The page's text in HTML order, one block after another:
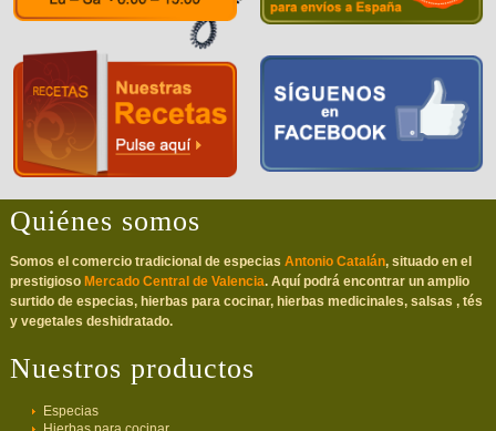
Quiénes somos
Somos el comercio tradicional de especias Antonio Catalán, situado en el
prestigioso Mercado Central de Valencia. Aquí podrá encontrar un amplio
surtido de especias, hierbas para cocinar, hierbas medicinales, salsas , tés
y vegetales deshidratado.
Nuestros productos
Especias